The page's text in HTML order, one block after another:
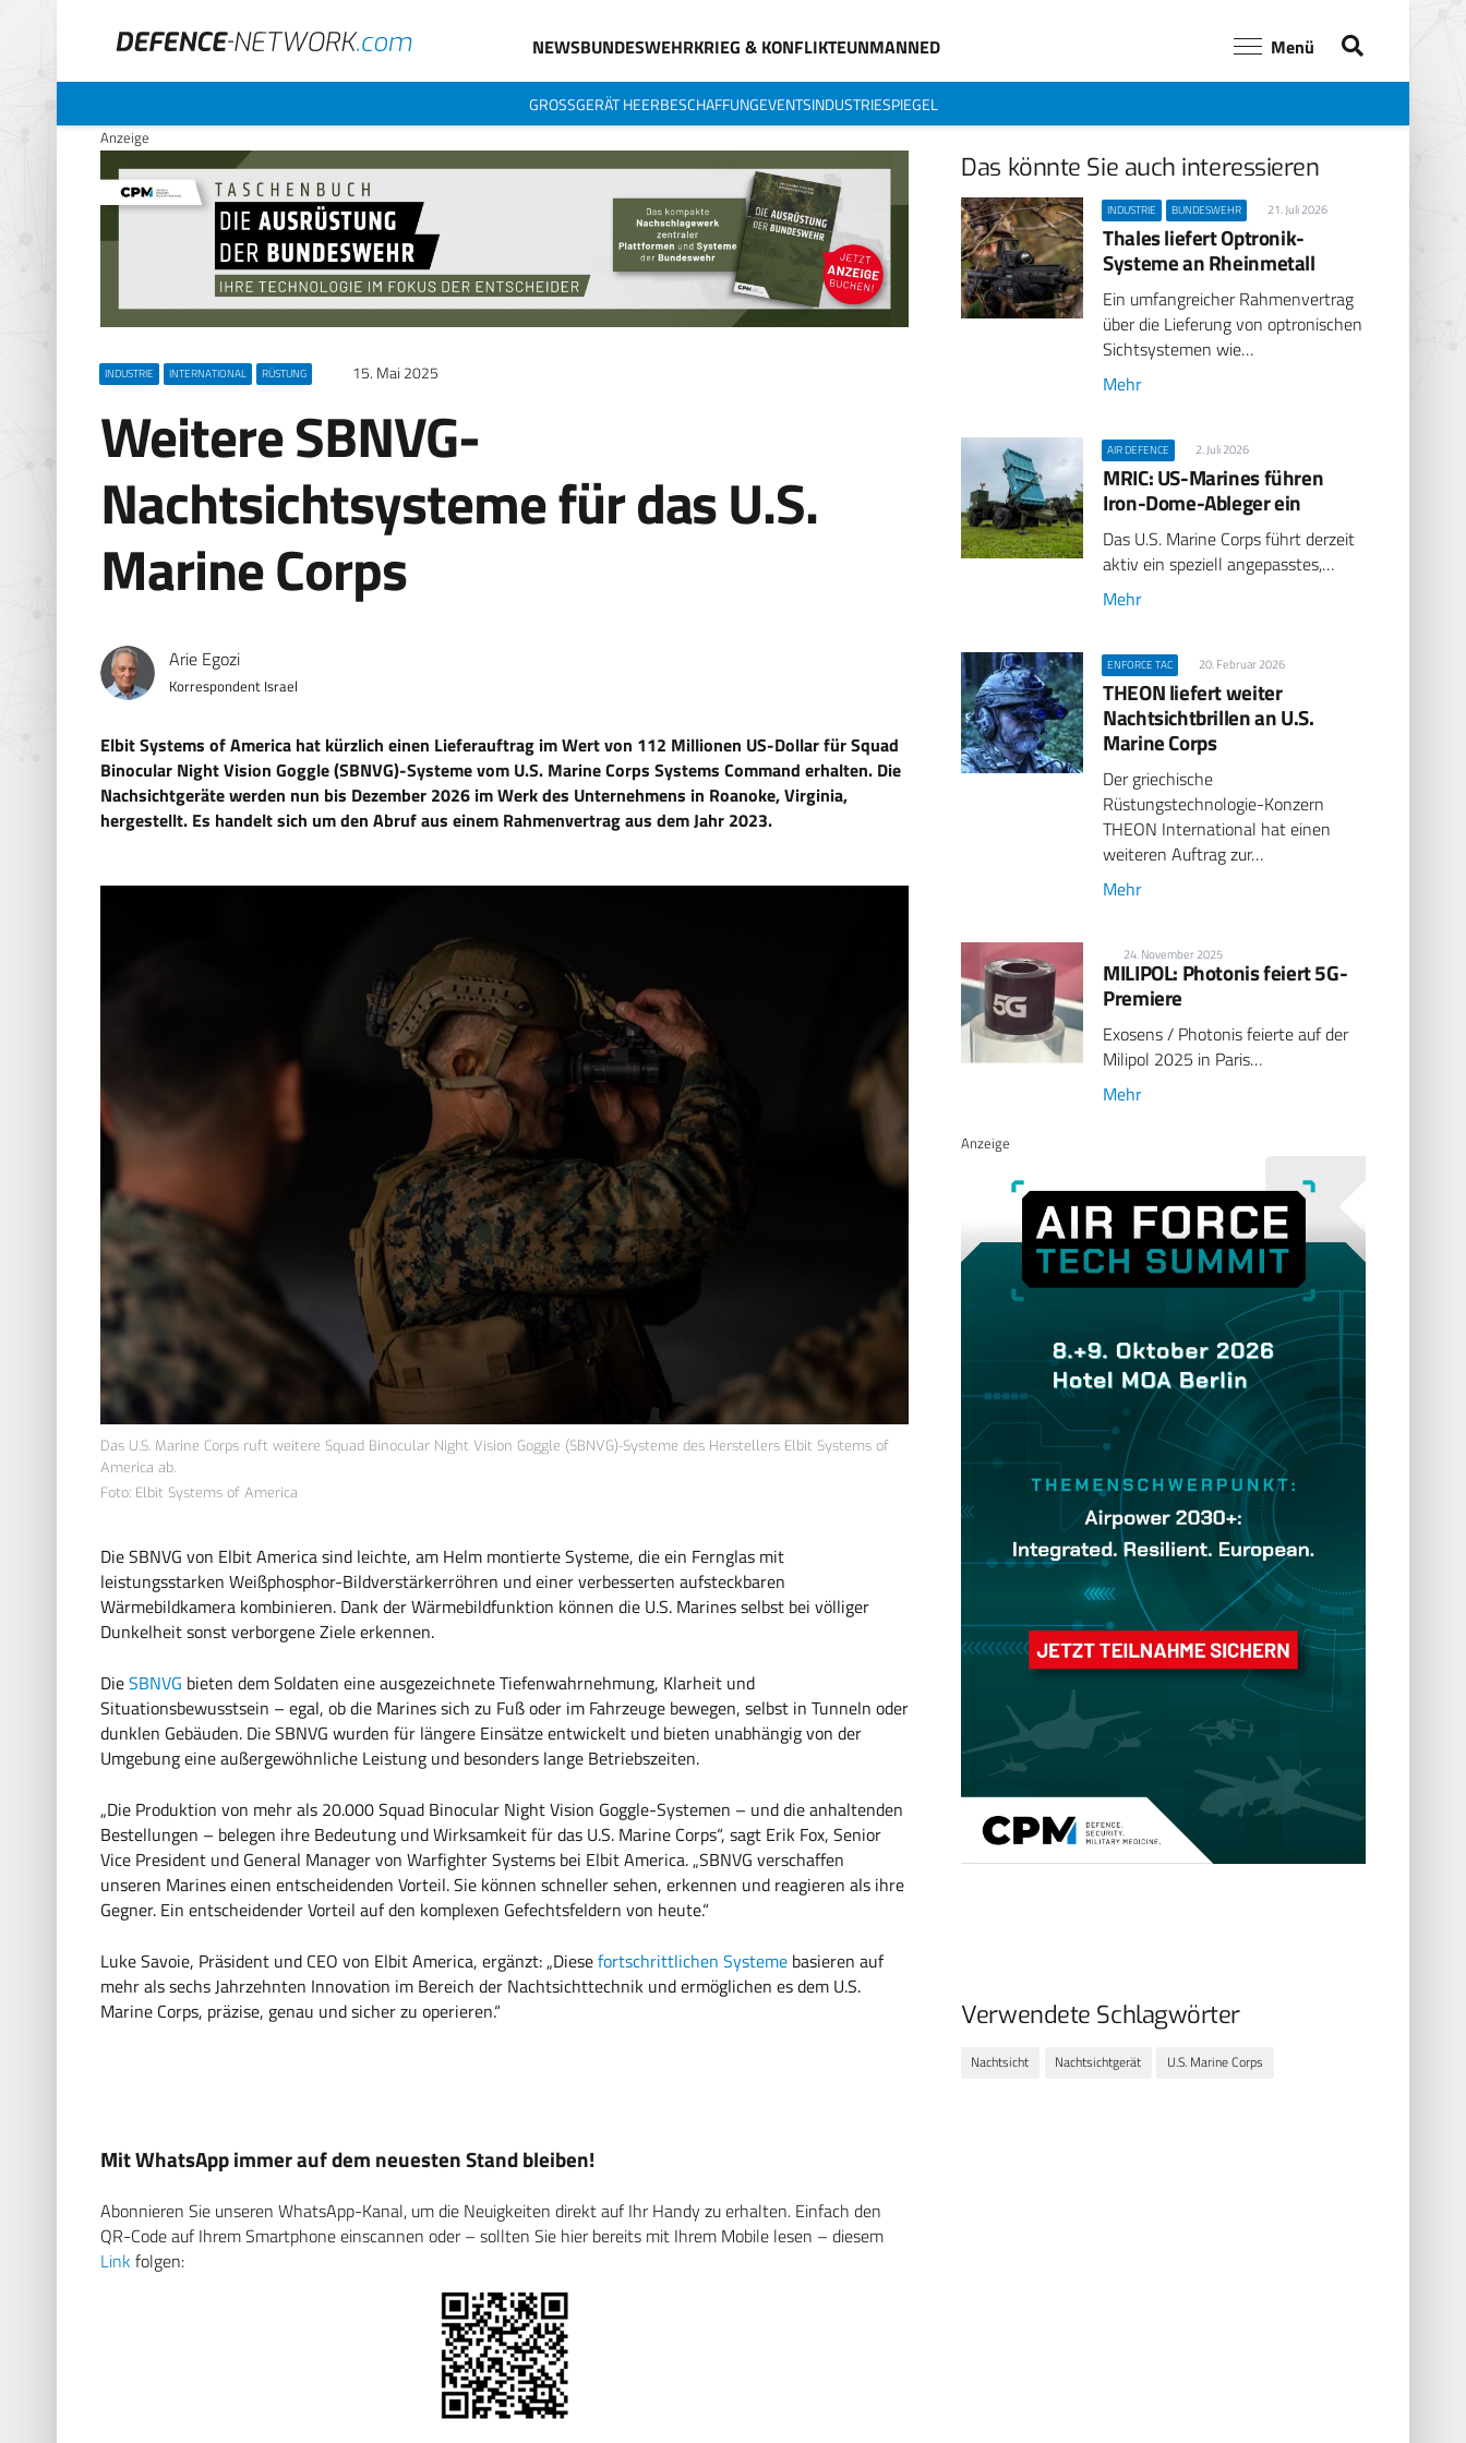
NEWSBUNDESWEHRKRIEG & KONFLIKTEUNMANNED Menü
GROSSGERÄT HEERBESCHAFFUNGEVENTSINDUSTRIESPIEGEL
Anzeige
INDUSTRIE INTERNATIONAL RÜSTUNG 15. Mai 2025
Weitere SBNVG-
Nachtsichtsysteme für das U.S.
Marine Corps
Arie Egozi
Korrespondent Israel
Elbit Systems of America hat kürzlich einen Lieferauftrag im Wert von 112 Millionen US-Dollar für Squad
Binocular Night Vision Goggle (SBNVG)-Systeme vom U.S. Marine Corps Systems Command erhalten. Die
Nachsichtgeräte werden nun bis Dezember 2026 im Werk des Unternehmens in Roanoke, Virginia,
hergestellt. Es handelt sich um den Abruf aus einem Rahmenvertrag aus dem Jahr 2023.
Das U.S. Marine Corps ruft weitere Squad Binocular Night Vision Goggle (SBNVG)-Systeme des Herstellers Elbit Systems of
America ab.
Foto: Elbit Systems of America
Die SBNVG von Elbit America sind leichte, am Helm montierte Systeme, die ein Fernglas mit
leistungsstarken Weißphosphor-Bildverstärkerröhren und einer verbesserten aufsteckbaren
Wärmebildkamera kombinieren. Dank der Wärmebildfunktion können die U.S. Marines selbst bei völliger
Dunkelheit sonst verborgene Ziele erkennen.
DieSBNVG bieten dem Soldaten eine ausgezeichnete Tiefenwahrnehmung, Klarheit und
Situationsbewusstsein – egal, ob die Marines sich zu Fuß oder im Fahrzeuge bewegen, selbst in Tunneln oder
dunklen Gebäuden. Die SBNVG wurden für längere Einsätze entwickelt und bieten unabhängig von der
Umgebung eine außergewöhnliche Leistung und besonders lange Betriebszeiten.
„Die Produktion von mehr als 20.000 Squad Binocular Night Vision Goggle-Systemen – und die anhaltenden
Bestellungen – belegen ihre Bedeutung und Wirksamkeit für das U.S. Marine Corps“, sagt Erik Fox, Senior
Vice President und General Manager von Warfighter Systems bei Elbit America. „SBNVG verschaffen
unseren Marines einen entscheidenden Vorteil. Sie können schneller sehen, erkennen und reagieren als ihre
Gegner. Ein entscheidender Vorteil auf den komplexen Gefechtsfeldern von heute.“
Luke Savoie, Präsident und CEO von Elbit America, ergänzt: „Diesefortschrittlichen Systeme basieren auf
mehr als sechs Jahrzehnten Innovation im Bereich der Nachtsichttechnik und ermöglichen es dem U.S.
Marine Corps, präzise, genau und sicher zu operieren.“
Mit WhatsApp immer auf dem neuesten Stand bleiben!
Abonnieren Sie unseren WhatsApp-Kanal, um die Neuigkeiten direkt auf Ihr Handy zu erhalten. Einfach den
QR-Code auf Ihrem Smartphone einscannen oder – sollten Sie hier bereits mit Ihrem Mobile lesen – diesem
Link folgen:
Das könnte Sie auch interessieren
INDUSTRIE BUNDESWEHR 21. Juli 2026
Thales liefert Optronik-
Systeme an Rheinmetall
Ein umfangreicher Rahmenvertrag
über die Lieferung von optronischen
Sichtsystemen wie…
Mehr
AIR DEFENCE 2. Juli 2026
MRIC: US-Marines führen
Iron-Dome-Ableger ein
Das U.S. Marine Corps führt derzeit
aktiv ein speziell angepasstes,…
Mehr
ENFORCE TAC 20. Februar 2026
THEON liefert weiter
Nachtsichtbrillen an U.S.
Marine Corps
Der griechische
Rüstungstechnologie-Konzern
THEON International hat einen
weiteren Auftrag zur…
Mehr
24. November 2025
MILIPOL: Photonis feiert 5G-
Premiere
Exosens / Photonis feierte auf der
Milipol 2025 in Paris…
Mehr
Anzeige
Verwendete Schlagwörter
Nachtsicht Nachtsichtgerät U.S. Marine Corps